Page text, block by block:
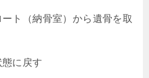
ート（納骨室）から遺骨を取
に戻す